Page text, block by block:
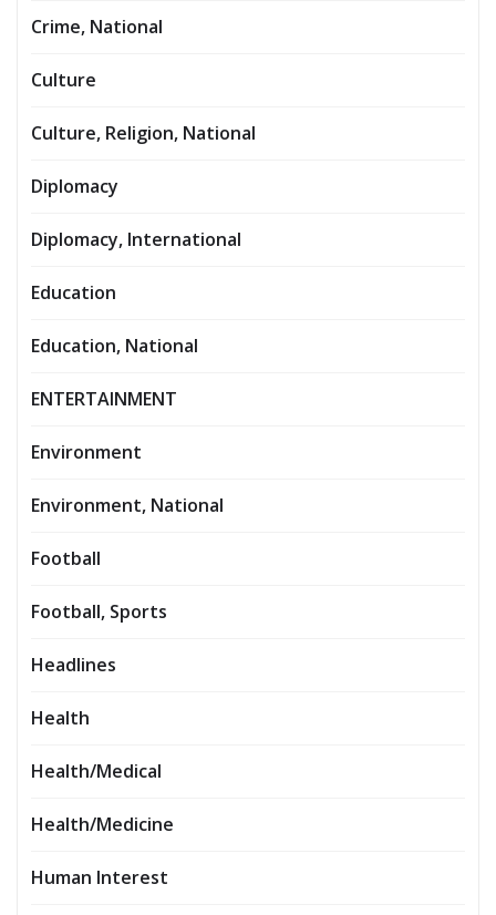
Crime, National
Culture
Culture, Religion, National
Diplomacy
Diplomacy, International
Education
Education, National
ENTERTAINMENT
Environment
Environment, National
Football
Football, Sports
Headlines
Health
Health/Medical
Health/Medicine
Human Interest